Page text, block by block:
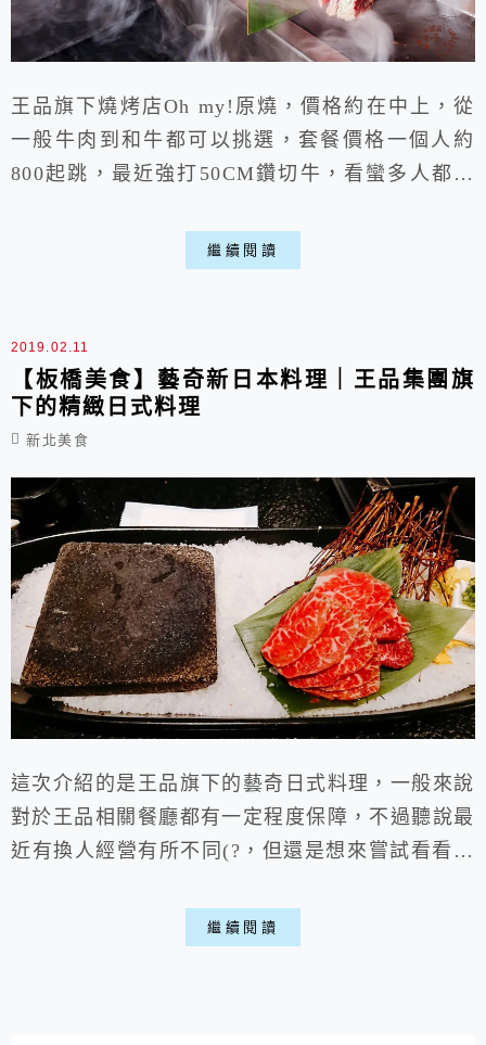
王品旗下燒烤店Oh my!原燒，價格約在中上，從
一般牛肉到和牛都可以挑選，套餐價格一個人約
800起跳，最近強打50CM鑽切牛，看蠻多人都有
過整體仍是服務、氣氛為主，CP值上就比較可惜
些，但如果是約會倒也蠻適合，今次林森北店鄰近
繼續閱讀
2019.02.11
【板橋美食】藝奇新日本料理｜王品集團旗
下的精緻日式料理
新北美食
這次介紹的是王品旗下的藝奇日式料理，一般來說
對於王品相關餐廳都有一定程度保障，不過聽說最
近有換人經營有所不同(?，但還是想來嘗試看看，
王品的一貫風格，略貴的價格跟優質的服務品質，
餐點約略中上左右喵。 過完了年，又到了要繼續
繼續閱讀